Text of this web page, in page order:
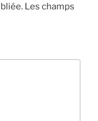
Les champs